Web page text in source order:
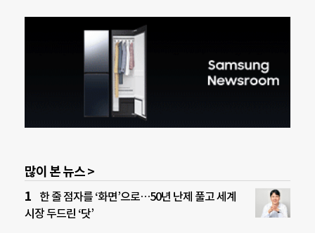
많이 본 뉴스 >
한 줄 점자를 ‘화면’으로…50년 난제 풀고 세계
시장 두드린 ‘닷’